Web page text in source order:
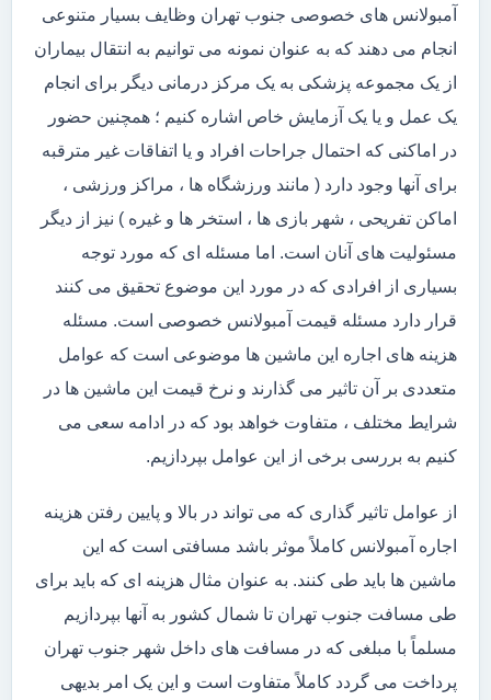
آمبولانس های خصوصی جنوب تهران وظایف بسیار متنوعی
انجام می دهند که به عنوان نمونه می توانیم به انتقال بیماران
از یک مجموعه پزشکی به یک مرکز درمانی دیگر برای انجام
یک عمل و یا یک آزمایش خاص اشاره کنیم ؛ همچنین حضور
در اماکنی که احتمال جراحات افراد و یا اتفاقات غیر مترقبه
برای آنها وجود دارد ( مانند ورزشگاه ها ، مراکز ورزشی ،
اماکن تفریحی ، شهر بازی ها ، استخر ها و غیره ) نیز از دیگر
مسئولیت های آنان است. اما مسئله ای که مورد توجه
بسیاری از افرادی که در مورد این موضوع تحقیق می کنند
قرار دارد مسئله قیمت آمبولانس خصوصی است. مسئله
هزینه های اجاره این ماشین ها موضوعی است که عوامل
متعددی بر آن تاثیر می گذارند و نرخ قیمت این ماشین ها در
شرایط مختلف ، متفاوت خواهد بود که در ادامه سعی می
کنیم به بررسی برخی از این عوامل بپردازیم.
از عوامل تاثیر گذاری که می تواند در بالا و پایین رفتن هزینه
اجاره آمبولانس کاملاً موثر باشد مسافتی است که این
ماشین ها باید طی کنند. به عنوان مثال هزینه ای که باید برای
طی مسافت جنوب تهران تا شمال کشور به آنها بپردازیم
مسلماً با مبلغی که در مسافت های داخل شهر جنوب تهران
پرداخت می گردد کاملاً متفاوت است و این یک امر بدیهی